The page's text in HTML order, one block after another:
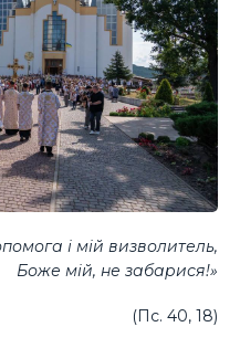
і мій визволитель,
Боже мій, не забарися!»
(Пс. 40, 18)